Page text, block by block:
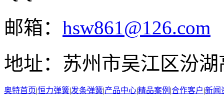
邮箱： hsw861@126.com
地址： 苏州市吴江区汾
奥特首页|恒力弹簧|发条弹簧|产品中心|精品案例 |合作客户|新闻